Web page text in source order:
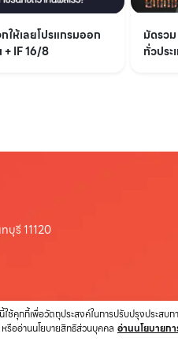
ให้เลยโปรแกรมออก
+ IF 16/8
มัดรว
ทั่วปร
บุรี 11120
นี้ใช้คุกกี้เพื่อวัตถุประสงค์ในการปรับปรุงประ
หรืออ่านนโยบายสิทธิส่วนบุคคล อ่านนโยบายก